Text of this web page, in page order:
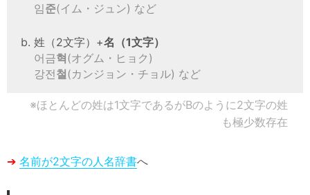
用語集
サイトマップ
임준(イム・ジュン) など
姓（2文字）+名（1文字）
어금혁(オグム・ヒョク)
강전철(カンジョン・チョル) など
※ほとんどの姓は1文字であるがBのように2文字の姓
も極少数存在
➔名前が2文字の人名辞書へ